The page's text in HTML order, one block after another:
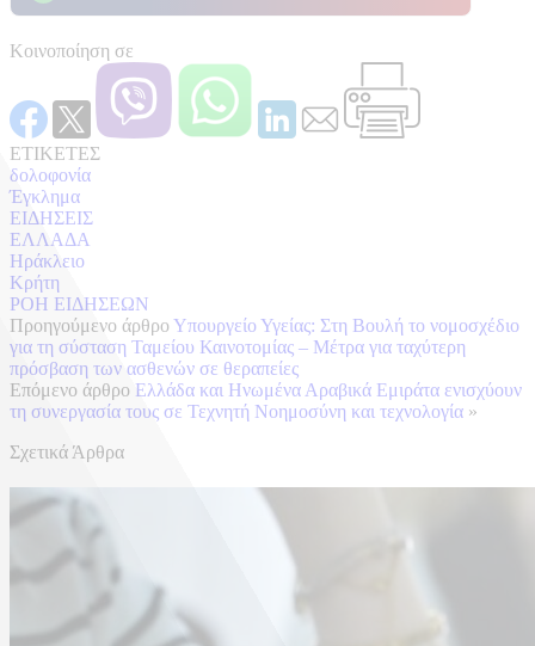
Κοινοποίηση σε
ΕΤΙΚΕΤΕΣ
δολοφονία
Έγκλημα
ΕΙΔΗΣΕΙΣ
ΕΛΛΑΔΑ
Ηράκλειο
Κρήτη
ΡΟΗ ΕΙΔΗΣΕΩΝ
Προηγούμενο άρθρο Υπουργείο Υγείας: Στη Βουλή το νομοσχέδιο
για τη σύσταση Ταμείου Καινοτομίας – Μέτρα για ταχύτερη
πρόσβαση των ασθενών σε θεραπείες
Επόμενο άρθρο Ελλάδα και Ηνωμένα Αραβικά Εμιράτα ενισχύουν
τη συνεργασία τους σε Τεχνητή Νοημοσύνη και τεχνολογία »
Σχετικά Άρθρα